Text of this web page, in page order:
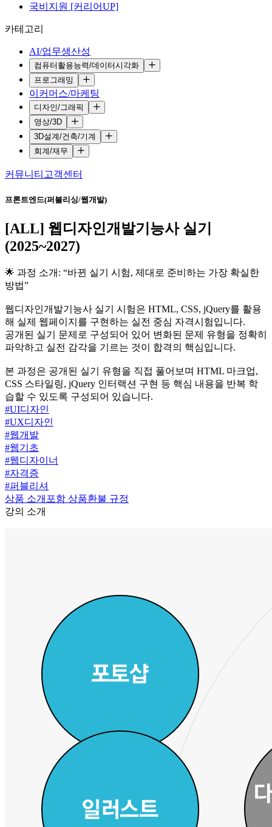
국비지원 [커리어UP]
카테고리
AI/업무생산성
컴퓨터활용능력/데이터시각화
프로그래밍
이커머스/마케팅
디자인/그래픽
영상/3D
3D설계/건축/기계
회계/재무
커뮤니티 고객센터
프론트엔드(퍼블리싱/웹개발)
[ALL] 웹디자인개발기능사 실기
(2025~2027)
🌟 과정 소개: “바뀐 실기 시험, 제대로 준비하는 가장 확실한
방법”
웹디자인개발기능사 실기 시험은 HTML, CSS, jQuery를 활용
해 실제 웹페이지를 구현하는 실전 중심 자격시험입니다.
공개된 실기 문제로 구성되어 있어 변화된 문제 유형을 정확히
파악하고 실전 감각을 기르는 것이 합격의 핵심입니다.
본 과정은 공개된 실기 유형을 직접 풀어보며 HTML 마크업,
CSS 스타일링, jQuery 인터랙션 구현 등 핵심 내용을 반복 학
습할 수 있도록 구성되어 있습니다.
#UI디자인
#UX디자인
#웹개발
#웹기초
#웹디자이너
#자격증
#퍼블리셔
상품 소개 포함 상품환불 규정
강의 소개